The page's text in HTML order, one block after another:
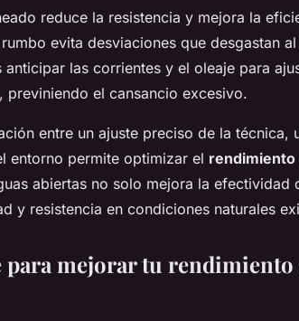
reduce la resistencia y mejora la
evita desviaciones que desgastan
anticipar las corrientes y el oleaje para
el cansancio excesivo.
entre un ajuste preciso de la técnica,
entorno permite optimizar el rendimiento
abiertas no solo mejora la efectividad
y resistencia en condiciones naturales
para mejorar tu